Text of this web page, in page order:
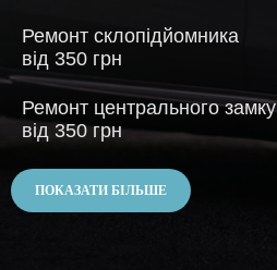
Ремонт склопідйомника
від 350 грн
Ремонт центрального замку
від 350 грн
ПОКАЗАТИ БІЛЬШЕ